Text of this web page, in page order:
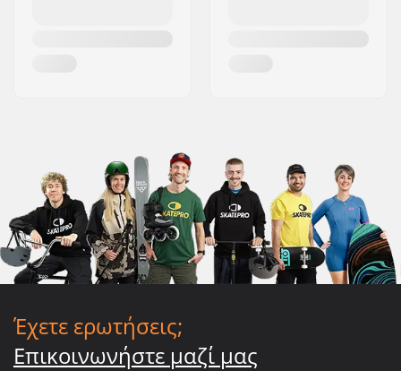
Έχετε ερωτήσεις;
Επικοινωνήστε μαζί μας